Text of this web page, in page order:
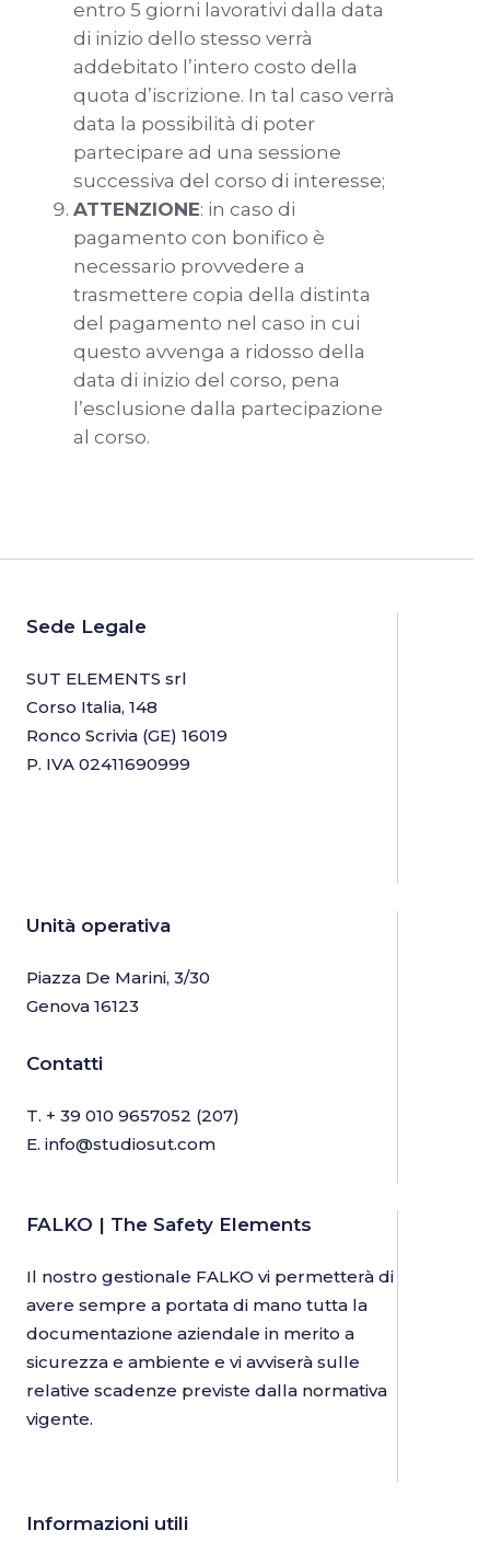
entro 5 giorni lavorativi dalla data
di inizio dello stesso verrà
addebitato l’intero costo della
quota d’iscrizione. In tal caso verrà
data la possibilità di poter
partecipare ad una sessione
successiva del corso di interesse;
ATTENZIONE: in caso di
pagamento con bonifico è
necessario provvedere a
trasmettere copia della distinta
del pagamento nel caso in cui
questo avvenga a ridosso della
data di inizio del corso, pena
l’esclusione dalla partecipazione
al corso.
Sede Legale
SUT ELEMENTS srl
Corso Italia, 148
Ronco Scrivia (GE) 16019
P. IVA 02411690999
Unità operativa
Piazza De Marini, 3/30
Genova 16123
Contatti
T. + 39 010 9657052 (207)
E. info@studiosut.com
FALKO | The Safety Elements
Il nostro gestionale FALKO vi permetterà di
avere sempre a portata di mano tutta la
documentazione aziendale in merito a
sicurezza e ambiente e vi avviserà sulle
relative scadenze previste dalla normativa
vigente.
Informazioni utili